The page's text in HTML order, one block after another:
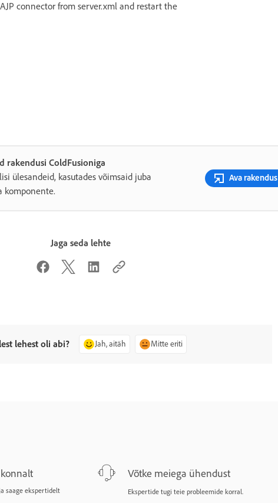
connector from server.xml and restart the
rakendusi ColdFusioniga
ülesandeid, kasutades võimsaid juba
komponente.
Ava rakendus
Jaga seda lehte
lehest oli abi? Jah, aitäh Mitte eriti
saage ekspertidelt
Võtke meiega ühendust
Ekspertide tugi teie probleemide korral.